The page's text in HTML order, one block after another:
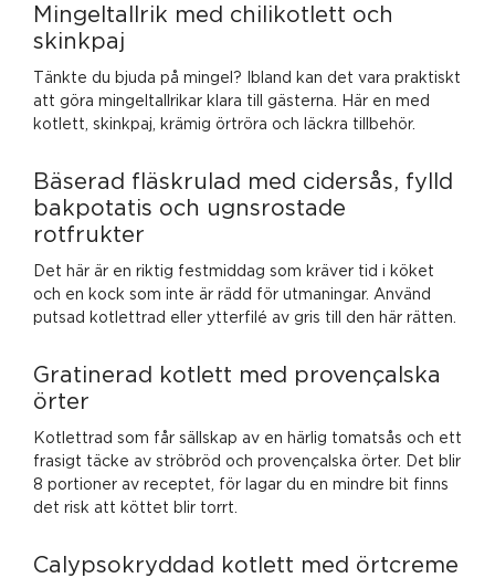
Mingeltallrik med chilikotlett och
skinkpaj
Tänkte du bjuda på mingel? Ibland kan det vara praktiskt
att göra mingeltallrikar klara till gästerna. Här en med
kotlett, skinkpaj, krämig örtröra och läckra tillbehör.
Bäserad fläskrulad med cidersås, fylld
bakpotatis och ugnsrostade
rotfrukter
Det här är en riktig festmiddag som kräver tid i köket
och en kock som inte är rädd för utmaningar. Använd
putsad kotlettrad eller ytterfilé av gris till den här rätten.
Gratinerad kotlett med provençalska
örter
Kotlettrad som får sällskap av en härlig tomatsås och ett
frasigt täcke av ströbröd och provençalska örter. Det blir
8 portioner av receptet, för lagar du en mindre bit finns
det risk att köttet blir torrt.
Calypsokryddad kotlett med örtcreme